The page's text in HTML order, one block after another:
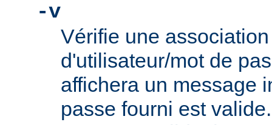
-v
Vérifie une
d'utilisateur/mot de
affichera un message
passe fourni est